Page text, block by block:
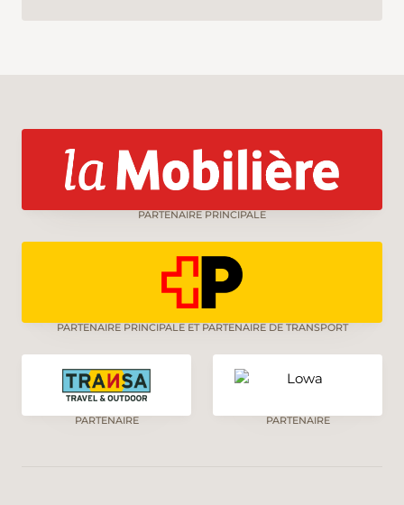
PARTENAIRE PRINCIPALE
PARTENAIRE PRINCIPALE ET PARTENAIRE DE TRANSPORT
PARTENAIRE PARTENAIRE